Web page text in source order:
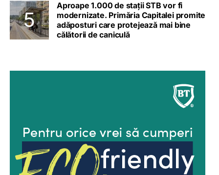
Aproape 1.000 de stații STB vor fi
modernizate. Primăria Capitalei promite
adăposturi care protejează mai bine
călătorii de caniculă